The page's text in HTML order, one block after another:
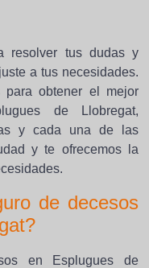
resolver tus dudas y
a tus necesidades.
para obtener el mejor
de Llobregat,
y cada una de las
y te ofrecemos la
de decesos
en Esplugues de